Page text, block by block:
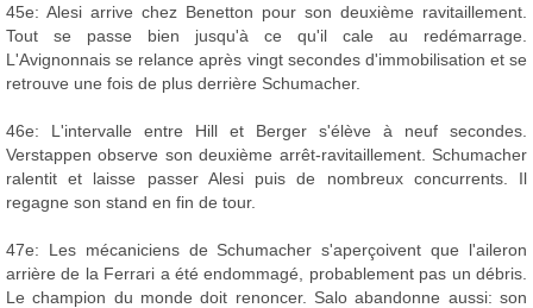
45e: Alesi arrive chez Benetton pour son deuxième ravitaillement.
Tout se passe bien jusqu'à ce qu'il cale au redémarrage.
L'Avignonnais se relance après vingt secondes d'immobilisation et se
retrouve une fois de plus derrière Schumacher.
46e: L'intervalle entre Hill et Berger s'élève à neuf secondes.
Verstappen observe son deuxième arrêt-ravitaillement. Schumacher
ralentit et laisse passer Alesi puis de nombreux concurrents. Il
regagne son stand en fin de tour.
47e: Les mécaniciens de Schumacher s'aperçoivent que l'aileron
arrière de la Ferrari a été endommagé, probablement pas un débris.
Le champion du monde doit renoncer. Salo abandonne aussi: son